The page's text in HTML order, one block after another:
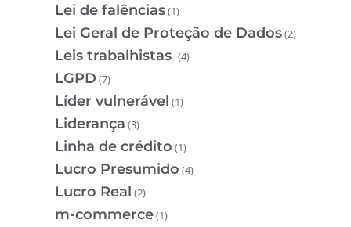
Lei de falências(1)
Lei Geral de Proteção de Dados(2)
Leis trabalhistas (4)
LGPD (7)
Líder vulnerável (1)
Liderança (3)
Linha de crédito (1)
Lucro Presumido (4)
Lucro Real (2)
m-commerce(1)